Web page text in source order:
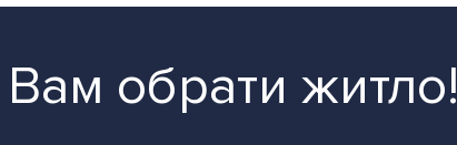
обрати житло!